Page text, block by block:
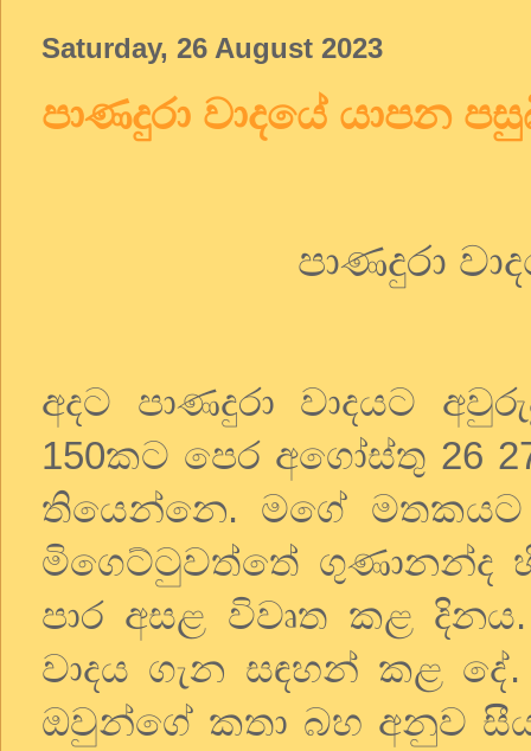
Saturday, 26 August 2023
පාණදුරා වාදයේ යාපන
පාණදුරා
අදට පාණදුරා වාදයට
150කට පෙර අගෝස්තු 26
තියෙන්නෙ. මගේ මතකයට
මිගෙට්ටුවත්තේ ගුණානන්ද
පාර අසළ විවෘත කළ දිනය
වාදය ගැන සඳහන් කළ දේ
ඔවුන්ගේ කතා බහ අනුව